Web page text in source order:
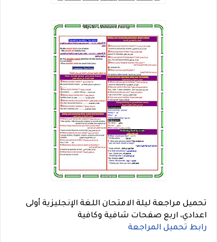
تحميل مراجعة ليلة الامتحان اللغة الإنجليزية أولى
اعدادي، اربع صفحات شافية وكافية
رابط تحميل المراجعة